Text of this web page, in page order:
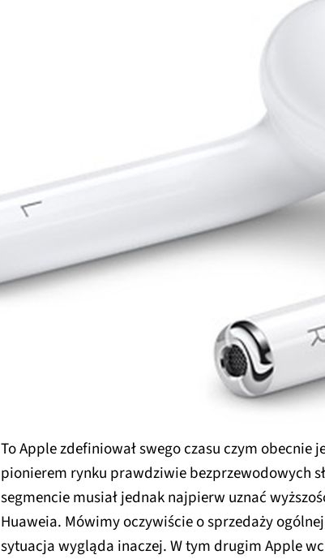
To Apple zdefiniował swego czasu czym obecnie
pionierem rynku prawdziwie bezprzewodowych
segmencie musiał jednak najpierw uznać
Huaweia. Mówimy oczywiście o sprzedaży
sytuacja wygląda inaczej. W tym drugim Apple